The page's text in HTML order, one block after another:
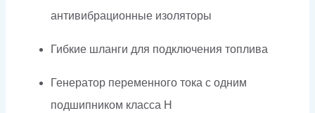
антивибрационные изоляторы
Гибкие шланги для подключения топлива
Генератор переменного тока с одним
подшипником класса H